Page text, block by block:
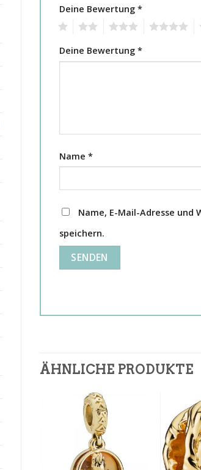
Deine Bewertung *
Deine Bewertung *
Name *
Name, E-Mail-Adresse
speichern.
ÄHNLICHE PRODUKTE